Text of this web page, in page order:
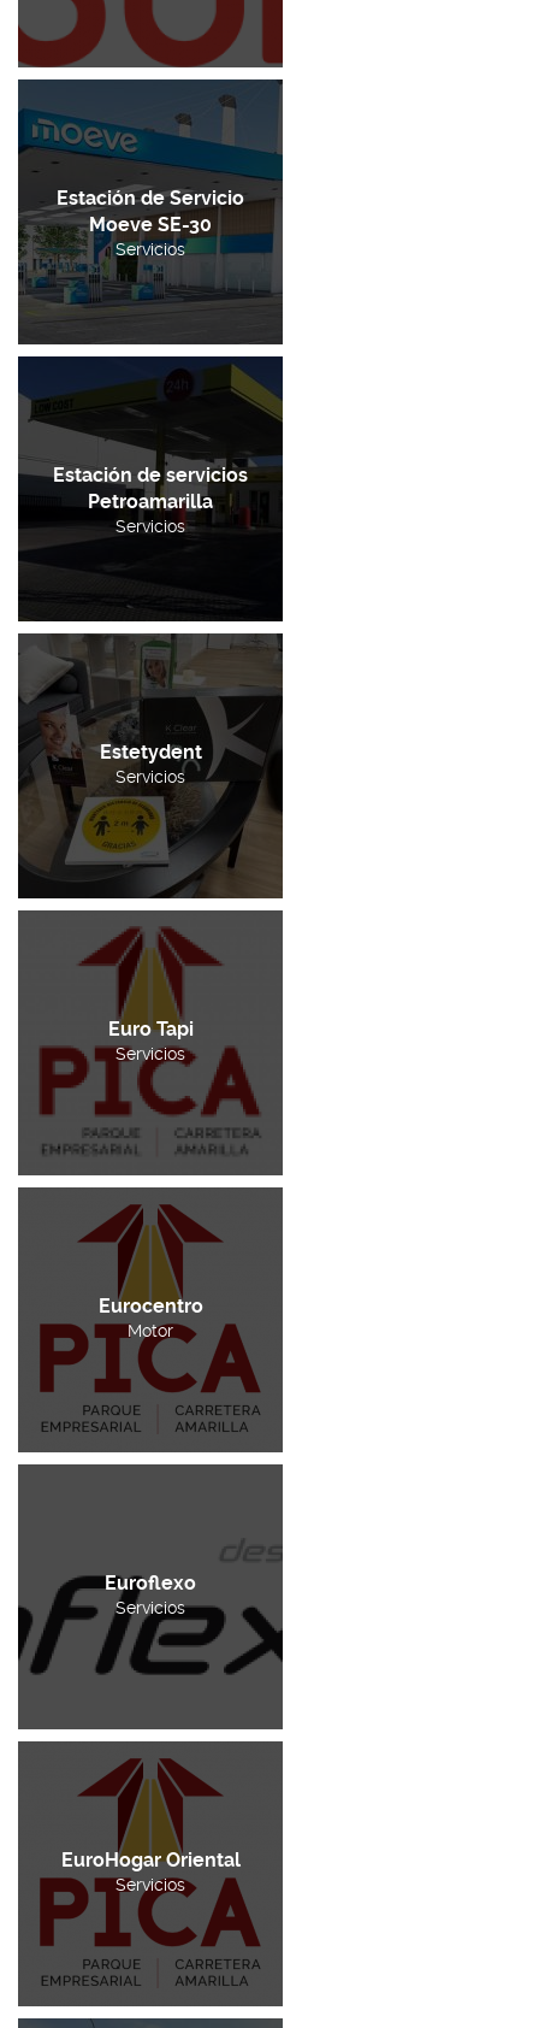
Estación de Servicio
Moeve SE-30
Servicios
Estación de servicios
Petroamarilla
Servicios
Estetydent
Servicios
Euro Tapi
Servicios
Eurocentro
Motor
Euroflexo
Servicios
EuroHogar Oriental
Servicios